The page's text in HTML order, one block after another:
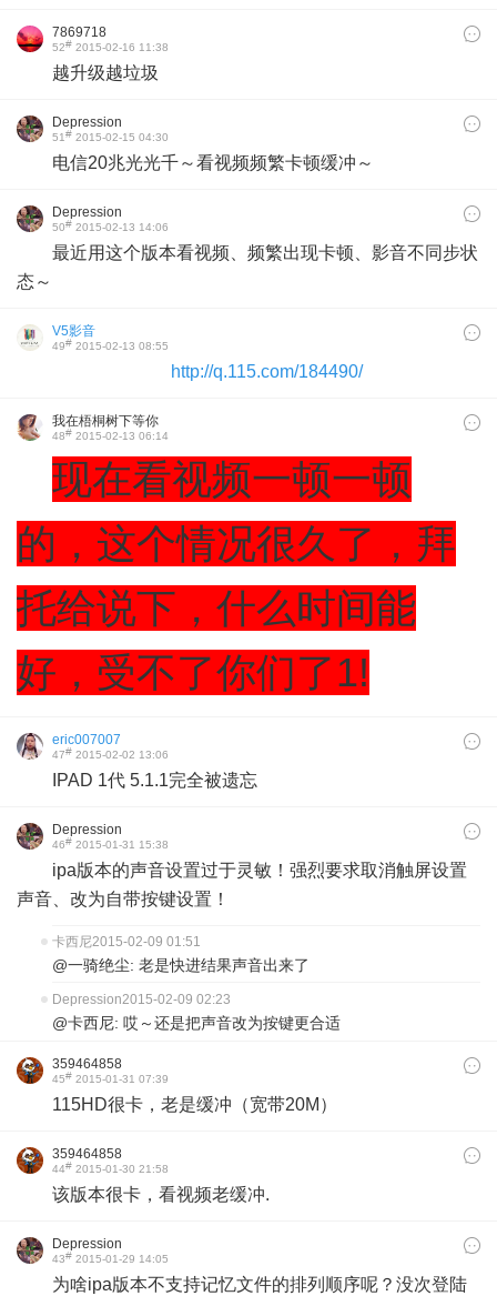
7869718
52# 2015-02-16 11:38
越升级越垃圾
Depression
51# 2015-02-15 04:30
电信20兆光光千～看视频频繁卡顿缓冲～
Depression
50# 2015-02-13 14:06
最近用这个版本看视频、频繁出现卡顿、影音不同步状
态～
V5影音
49# 2015-02-13 08:55
http://q.115.com/184490/
我在梧桐树下等你
48# 2015-02-13 06:14
现在看视频一顿一顿
的，这个情况很久了，拜
托给说下，什么时间能
好，受不了你们了1!
eric007007
47# 2015-02-02 13:06
IPAD 1代 5.1.1完全被遗忘
Depression
46# 2015-01-31 15:38
ipa版本的声音设置过于灵敏！强烈要求取消触屏设置
声音、改为自带按键设置！
卡西尼2015-02-09 01:51
@一骑绝尘: 老是快进结果声音出来了
Depression2015-02-09 02:23
@卡西尼: 哎～还是把声音改为按键更合适
359464858
45# 2015-01-31 07:39
115HD很卡，老是缓冲（宽带20M）
359464858
44# 2015-01-30 21:58
该版本很卡，看视频老缓冲.
Depression
43# 2015-01-29 14:05
为啥ipa版本不支持记忆文件的排列顺序呢？没次登陆